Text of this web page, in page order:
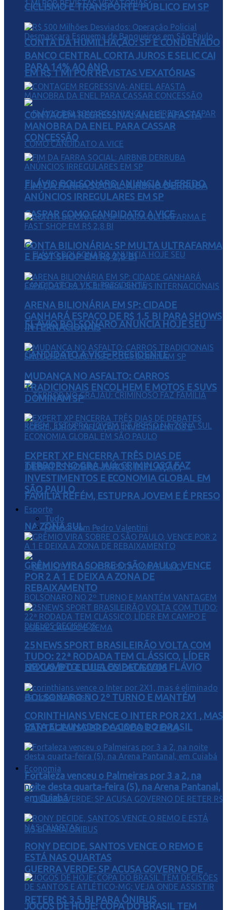
CONTA DA HUMILHAÇÃO: SP É CONDENADO
EM R$ 1 MI POR REVISTAS VEXATÓRIAS
FLÁVIO BOLSONARO ANUNCIA ALFREDO
GASPAR COMO CANDIDATO A VICE
FLÁVIO BOLSONARO ANUNCIA HOJE SEU
CANDIDATO A VICE-PRESIDENTE
TERROR NO GRAJAÚ: CRIMINOSO FAZ
FAMÍLIA REFÉM, ESTUPRA JOVEM E É PRESO
NA ZONA SUL
NEXUS/BTG: LULA EMPATA COM FLÁVIO
BOLSONARO NO 2º TURNO E MANTÉM
VANTAGEM SOBRE CAIADO E ZEMA
Economia
GUERRA VERDE: SP ACUSA GOVERNO DE
RETER R$ 3,5 BI PARA ÔNIBUS
CICLISMO E TRANSPORTE PÚBLICO EM SP
BANCO CENTRAL CORTA JUROS E SELIC CAI
PARA 14% AO ANO
CONTAGEM REGRESSIVA: ANEEL AFASTA
MANOBRA DA ENEL PARA CASSAR
CONCESSÃO
FIM DA FARRA SOCIAL: AIRBNB DERRUBA
ANÚNCIOS IRREGULARES EM SP
CONTA BILIONÁRIA: SP MULTA ULTRAFARMA
E FAST SHOP EM R$ 2,8 BI
ARENA BILIONÁRIA EM SP: CIDADE
GANHARÁ ESPAÇO DE R$ 1,5 BI PARA SHOWS
INTERNACIONAIS
MUDANÇA NO ASFALTO: CARROS
TRADICIONAIS ENCOLHEM E MOTOS E SUVS
DOMINAM SP
EXPERT XP ENCERRA TRÊS DIAS DE
DEBATES SOBRE JUROS, INFLAÇÃO,
INVESTIMENTOS E ECONOMIA GLOBAL EM
SÃO PAULO
Esporte
Tudo
Futebol com Pedro Valentini
GRÊMIO VIRA SOBRE O SÃO PAULO, VENCE
POR 2 A 1 E DEIXA A ZONA DE
REBAIXAMENTO
25NEWS SPORT BRASILEIRÃO VOLTA COM
TUDO: 22ª RODADA TEM CLÁSSICO, LÍDER
EM CAMPO E DUELOS DECISIVOS
CORINTHIANS VENCE O INTER POR 2X1 , MAS
ESTA ELIMINADO DA COPA DO BRASIL
Fortaleza venceu o Palmeiras por 3 a 2, na
noite desta quarta-feira (5), na Arena Pantanal,
em Cuiabá
RONY DECIDE, SANTOS VENCE O REMO E
ESTÁ NAS QUARTAS
JOGOS DE HOJE: COPA DO BRASIL TEM